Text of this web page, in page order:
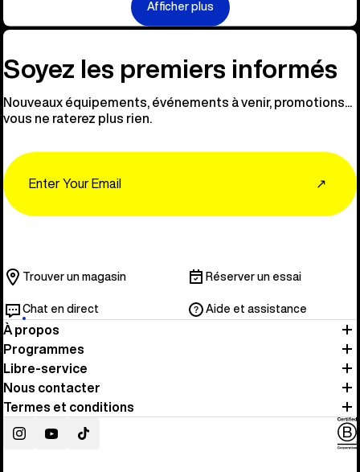
Afficher plus
Soyez les premiers informés
Nouveaux équipements, événements à venir, promotions...
vous ne raterez plus rien.
↗
Trouver un magasin Réserver un essai
Chat en direct Aide et assistance
À propos
Programmes
Libre-service
Nous contacter
Termes et conditions
InstagramYouTubeTikTok